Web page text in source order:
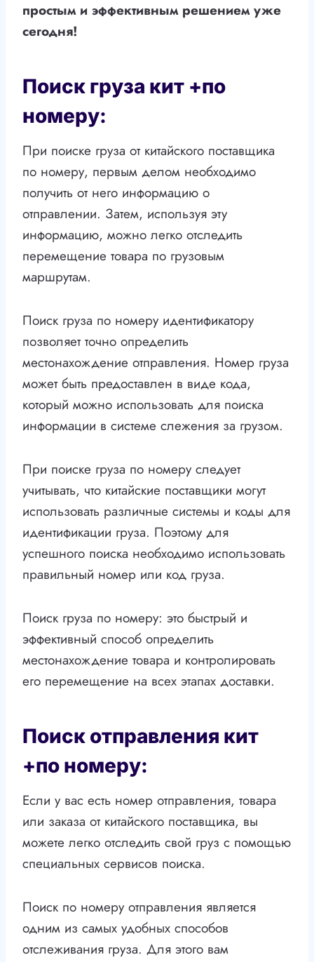
простым и эффективным решением уже
сегодня!
Поиск груза кит +по
номеру:
При поиске груза от китайского поставщика
по номеру, первым делом необходимо
получить от него информацию о
отправлении. Затем, используя эту
информацию, можно легко отследить
перемещение товара по грузовым
маршрутам.
Поиск груза по номеру идентификатору
позволяет точно определить
местонахождение отправления. Номер груза
может быть предоставлен в виде кода,
который можно использовать для поиска
информации в системе слежения за грузом.
При поиске груза по номеру следует
учитывать, что китайские поставщики могут
использовать различные системы и коды для
идентификации груза. Поэтому для
успешного поиска необходимо использовать
правильный номер или код груза.
Поиск груза по номеру: это быстрый и
эффективный способ определить
местонахождение товара и контролировать
его перемещение на всех этапах доставки.
Поиск отправления кит
+по номеру:
Если у вас есть номер отправления, товара
или заказа от китайского поставщика, вы
можете легко отследить свой груз с помощью
специальных сервисов поиска.
Поиск по номеру отправления является
одним из самых удобных способов
отслеживания груза. Для этого вам